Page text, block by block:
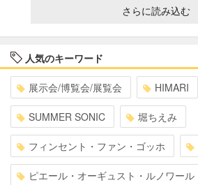
さらに読み込む
人気のキーワード
展示会/博覧会/展覧会 HIMARI
SUMMER SONIC 堀ちえみ
フィンセント・ファン・ゴッホ
ピエール・オーギュスト・ルノワール